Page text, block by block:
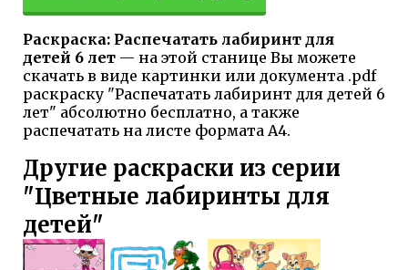
Раскраска: Распечатать лабиринт для
детей 6 лет — на этой станице Вы можете
скачать в виде картинки или документа .pdf
раскраску "Распечатать лабиринт для детей 6
лет" абсолютно бесплатно, а также
распечатать на листе формата А4.
Другие раскраски из серии
"Цветные лабиринты для
детей"